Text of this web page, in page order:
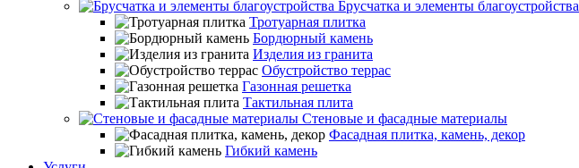
Брусчатка и элементы благоустройства
Тротуарная плитка
Бордюрный камень
Изделия из гранита
Обустройство террас
Газонная решетка
Тактильная плита
Стеновые и фасадные материалы
Фасадная плитка, камень, декор
Гибкий камень